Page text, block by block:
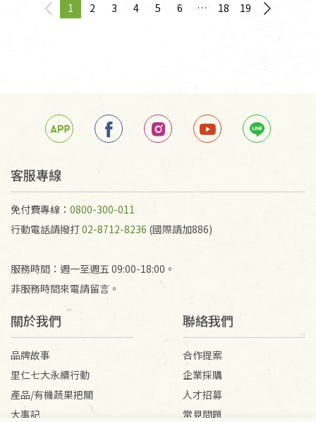
pageYou're on page
1 2 3 4 5 6 18 19
page
客服專線
免付費專線： 0800-300-011
行動電話請撥打02-8712-8236 (國際請加886)
服務時間：週一至週五 09:00-18:00。
非服務時間來電請留言。
關於我們
品牌故事
里仁七大永續行動
產品/有機蔬果把關
大事記
聯絡我們
合作提案
企業採購
人才招募
常見問題